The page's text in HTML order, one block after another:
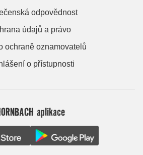
odpovědnost
údajů a právo
ochraně oznamovatelů
o přístupnosti
aplikace